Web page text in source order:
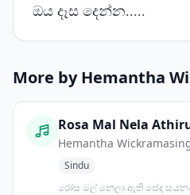
ඔය දෑස දෙන්න.....
More by Hemantha
Rosa Mal Nela
Hemantha
Sindu
රෝස මල් නෙලා ඇති සේද